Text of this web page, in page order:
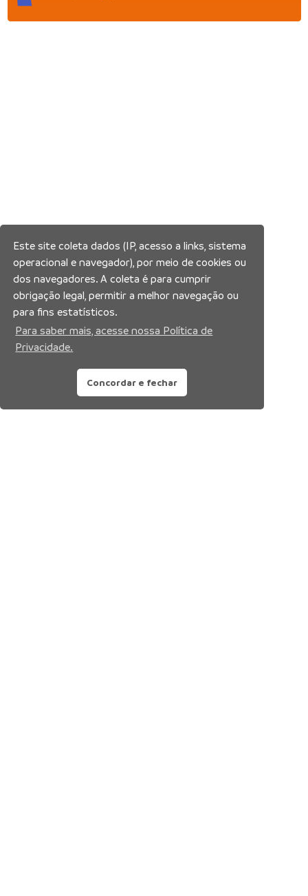
Este site coleta dados (IP, acesso a links, sistema
operacional e navegador), por meio de cookies ou
dos navegadores. A coleta é para cumprir
obrigação legal, permitir a melhor navegação ou
para fins estatísticos.
Para saber mais, acesse nossa Política de
Privacidade.
Concordar e fechar